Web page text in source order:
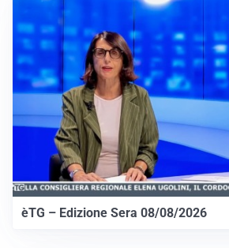
èTG – Edizione Sera 08/08/2026